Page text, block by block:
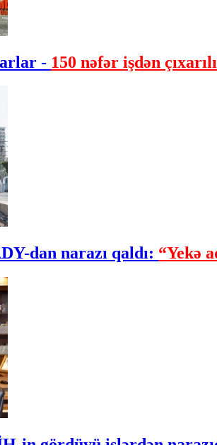
- 150 nəfər işdən
dan narazı qaldı: “Yekə